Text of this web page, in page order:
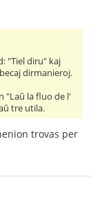
"Tiel diru" kaj
dirmanieroj.
"Laŭ la fluo de l'
tre utila.
trovas per